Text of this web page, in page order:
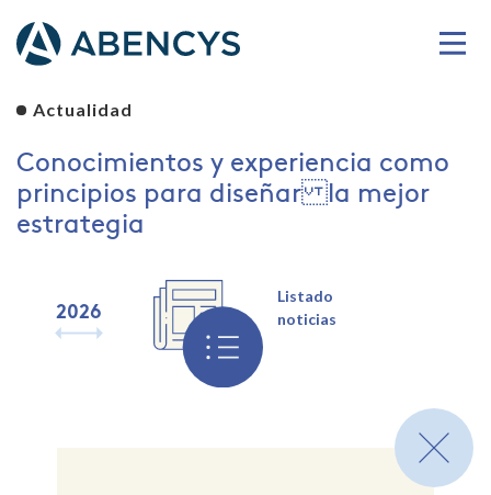
Actualidad
Conocimientos y experiencia como
principios para diseñar la mejor
estrategia
2026 2024 2023 2022 2021
Listado
noticias